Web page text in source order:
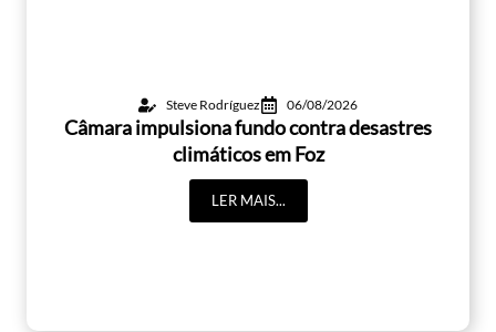
Steve Rodríguez 06/08/2026
Câmara impulsiona fundo contra desastres
climáticos em Foz
LER MAIS...